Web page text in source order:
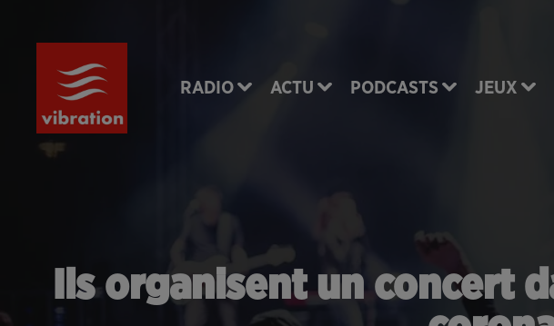
RADIO ACTU PODCASTS JEUX
Ils organisent un concert